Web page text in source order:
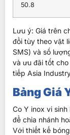
50.8
Lưu ý: Giá trên
đổi tùy theo vật
SMS) và số
và ưu đãi tốt
tiếp Asia
Bảng Giá
Co Y inox vi
để chia nhánh
Với thiết kế